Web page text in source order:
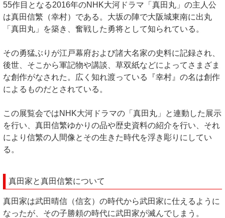
55作目となる2016年のNHK大河ドラマ「真田丸」の主人公
は真田信繁（幸村）である。大坂の陣で大阪城東南に出丸
「真田丸」を築き、奮戦した勇将として知られている。
その勇猛ぶりが江戸幕府および諸大名家の史料に記録され、
後世、そこから軍記物や講談、草双紙などによってさまざま
な創作がなされた。広く知れ渡っている『幸村』の名は創作
によるものだとされている。
この展覧会ではNHK大河ドラマの「真田丸」と連動した展示
を行い、真田信繁ゆかりの品や歴史資料の紹介を行い、それ
により信繁の人間像とその生きた時代を浮き彫りにしてい
る。
真田家と真田信繁について
真田家は武田晴信（信玄）の時代から武田家に仕えるように
なったが、その子勝頼の時代に武田家が滅んでしまう。